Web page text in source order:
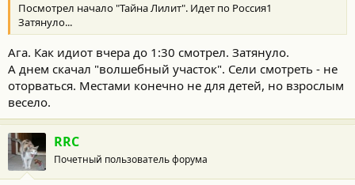
Посмотрел начало "Тайна Лилит". Идет по Россия1
Затянуло...
Ага. Как идиот вчера до 1:30 смотрел. Затянуло.
А днем скачал "волшебный участок". Сели смотреть - не
оторваться. Местами конечно не для детей, но взрослым
весело.
RRC
Почетный пользователь форума